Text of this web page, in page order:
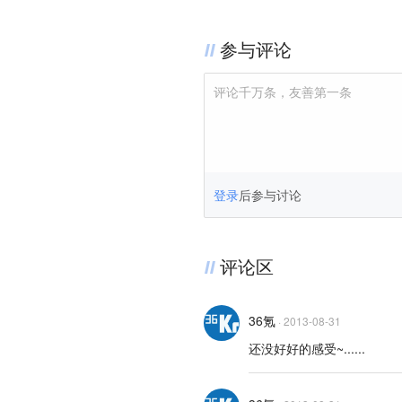
参与评论
评论千万条，友善第一条
登录后参与讨论
评论区
36氪 · 2013-08-31
还没好好的感受~......